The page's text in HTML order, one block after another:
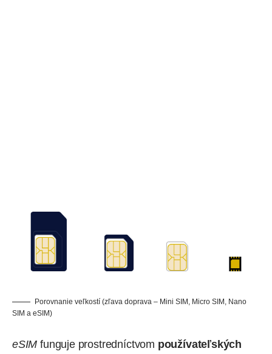
Porovnanie veľkostí (zľava doprava – Mini SIM, Micro SIM, Nano
SIM a eSIM)
eSIM funguje prostredníctvom používateľských